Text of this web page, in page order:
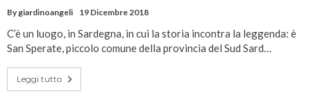
Bygiardinoangeli 19 Dicembre 2018
C’è un luogo, in Sardegna, in cui la storia incontra la leggenda: è
San Sperate, piccolo comune della provincia del Sud Sard…
Leggi tutto